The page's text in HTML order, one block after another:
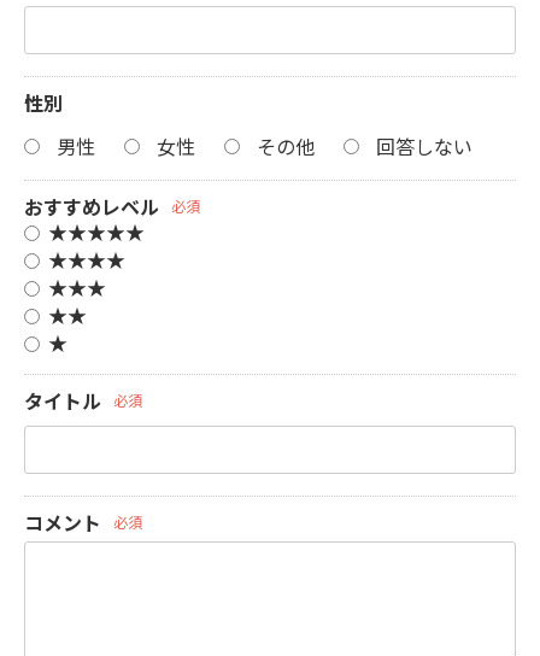
性別
男性
女性 その他 回答しない
おすすめレベル 必須
★★★★★
★★★★
★★★
★★
★
タイトル
必須
コメント 必須